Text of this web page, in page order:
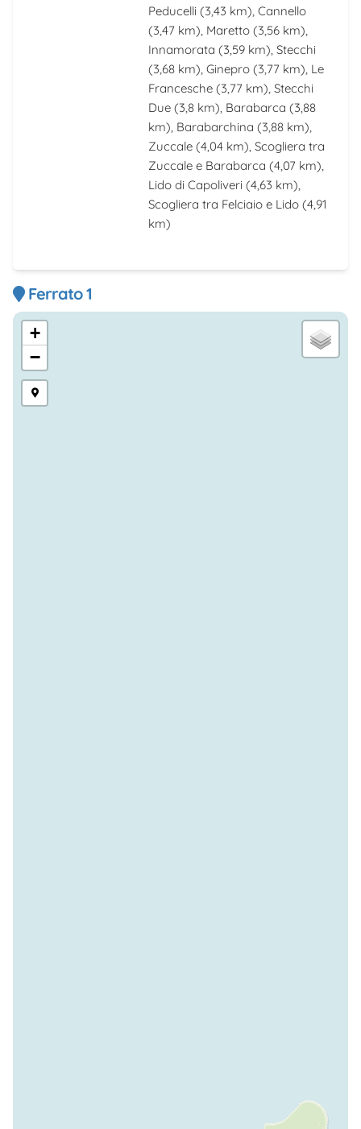
Peducelli (3,43 km), Cannello
(3,47 km), Maretto (3,56 km),
Innamorata (3,59 km), Stecchi
(3,68 km), Ginepro (3,77 km), Le
Francesche (3,77 km), Stecchi
Due (3,8 km), Barabarca (3,88
km), Barabarchina (3,88 km),
Zuccale (4,04 km), Scogliera tra
Zuccale e Barabarca (4,07 km),
Lido di Capoliveri (4,63 km),
Scogliera tra Felciaio e Lido (4,91
km)
Ferrato 1
+
−